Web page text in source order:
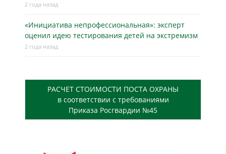
2 года назад
«Инициатива непрофессиональная»: эксперт
оценил идею тестирования детей на экстремизм
2 года назад
РАСЧЕТ СТОИМОСТИ ПОСТА ОХРАНЫ
в соответствии с требованиями
Приказа Росгвардии №45